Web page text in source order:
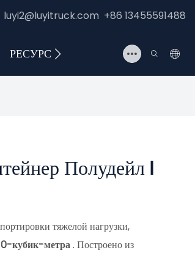
luyi2@luyitruck.com +86 13455591488
РЕСУРС СВЯЖИТЕСЬ С НАМИ
Полудейл |
тяжелой нагрузки,
кубик-метра. Построено из